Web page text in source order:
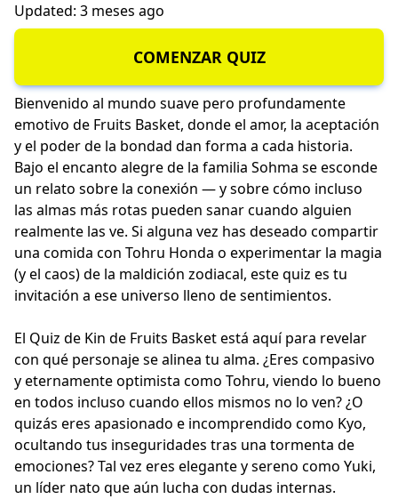
Updated: 3 meses ago
COMENZAR QUIZ
Bienvenido al mundo suave pero profundamente
emotivo de Fruits Basket, donde el amor, la aceptación
y el poder de la bondad dan forma a cada historia.
Bajo el encanto alegre de la familia Sohma se esconde
un relato sobre la conexión — y sobre cómo incluso
las almas más rotas pueden sanar cuando alguien
realmente las ve. Si alguna vez has deseado compartir
una comida con Tohru Honda o experimentar la magia
(y el caos) de la maldición zodiacal, este quiz es tu
invitación a ese universo lleno de sentimientos.
El Quiz de Kin de Fruits Basket está aquí para revelar
con qué personaje se alinea tu alma. ¿Eres compasivo
y eternamente optimista como Tohru, viendo lo bueno
en todos incluso cuando ellos mismos no lo ven? ¿O
quizás eres apasionado e incomprendido como Kyo,
ocultando tus inseguridades tras una tormenta de
emociones? Tal vez eres elegante y sereno como Yuki,
un líder nato que aún lucha con dudas internas.